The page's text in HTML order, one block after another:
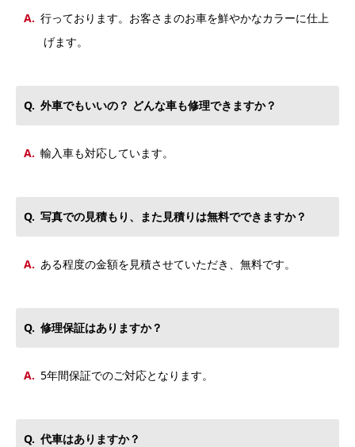
行っております。お客さまのお車を鮮やかなカラーに仕上
げます。
外車でもいいの？ どんな車も修理できますか？
輸入車も対応しています。
写真での見積もり、また見積りは無料でできますか？
ある程度の金額を見積させていただき、無料です。
修理保証はありますか？
5年間保証でのご対応となります。
代車はありますか？